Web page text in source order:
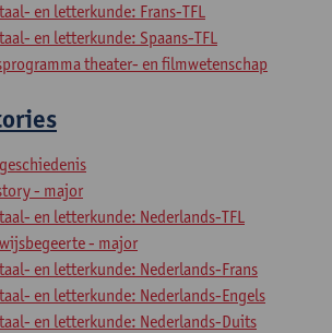
en letterkunde: Frans-TFL
en letterkunde: Spaans-TFL
theater- en filmwetenschap
- major
en letterkunde: Nederlands-TFL
- major
en letterkunde: Nederlands-Frans
en letterkunde: Nederlands-Engels
en letterkunde: Nederlands-Duits